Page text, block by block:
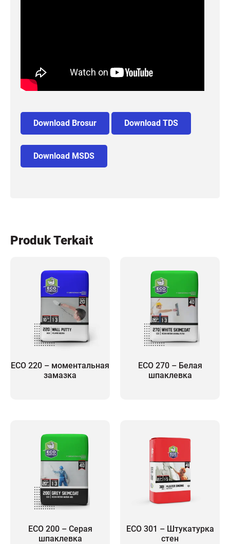
Download Brosur Download TDS
Download MSDS
Produk Terkait
ECO 220 – моментальная
замазка
ECO 270 – Белая
шпаклевка
ECO 200 – Серая
шпаклевка
ECO 301 – Штукатурка
стен